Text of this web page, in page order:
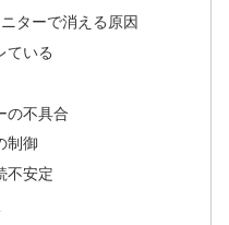
ターで消える原因
ている
の不具合
制御
不安定